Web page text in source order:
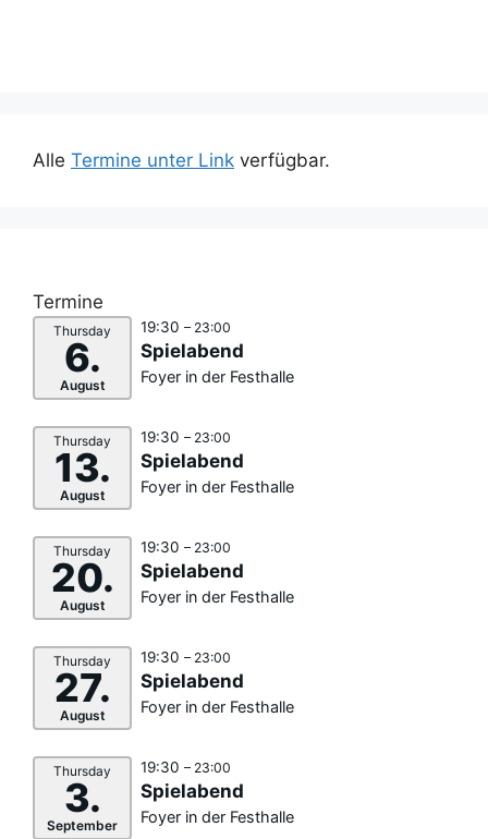
Alle Termine unter Link verfügbar.
Termine
Thursday
6.
August
19:30 – 23:00
Spielabend
Foyer in der Festhalle
Thursday
13.
August
19:30 – 23:00
Spielabend
Foyer in der Festhalle
Thursday
20.
August
19:30 – 23:00
Spielabend
Foyer in der Festhalle
Thursday
27.
August
19:30 – 23:00
Spielabend
Foyer in der Festhalle
Thursday
3.
September
19:30 – 23:00
Spielabend
Foyer in der Festhalle